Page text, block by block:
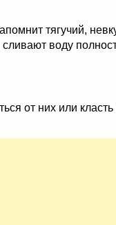
тягучий,
воду
от них или